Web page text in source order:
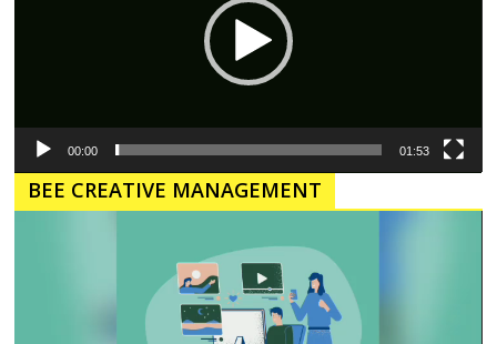
00:00 01:53
BEE CREATIVE MANAGEMENT